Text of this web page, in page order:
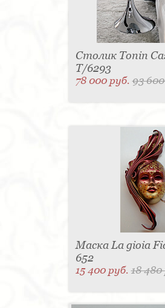
Столик Tonin
T/6293
78 000 руб.93
Маска La gioia
652
15 400 руб.18 480